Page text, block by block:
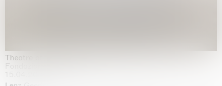
Theatre of the mind